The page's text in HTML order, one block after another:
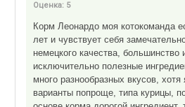
Оценка: 5
Корм Леонардо моя котокоманда
лет и чувствует себя
немецкого качества, большинство
исключительно полезные
много разнообразных вкусов,
варианты попроще, типа курицы,